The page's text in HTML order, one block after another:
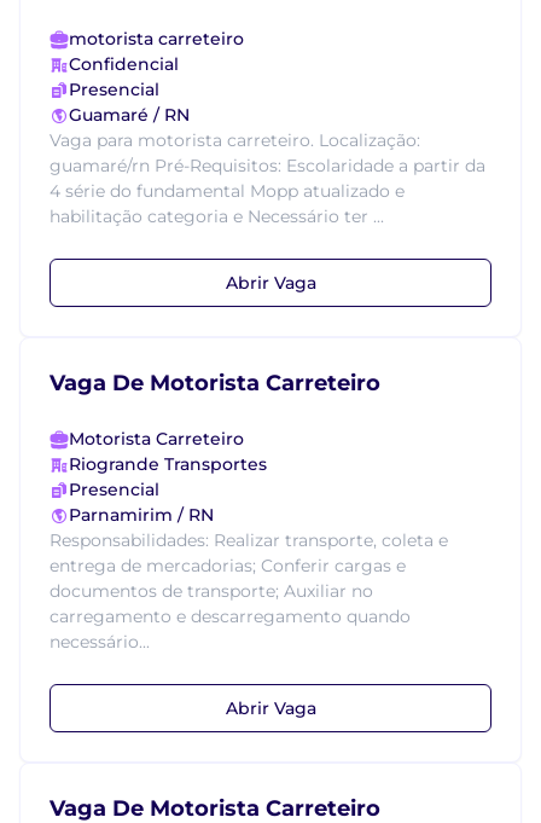
motorista carreteiro
Confidencial
Presencial
Guamaré / RN
Vaga para motorista carreteiro. Localização:
guamaré/rn Pré-Requisitos: Escolaridade a partir da
4 série do fundamental Mopp atualizado e
habilitação categoria e Necessário ter ...
Abrir Vaga
Vaga De Motorista Carreteiro
Motorista Carreteiro
Riogrande Transportes
Presencial
Parnamirim / RN
Responsabilidades: Realizar transporte, coleta e
entrega de mercadorias; Conferir cargas e
documentos de transporte; Auxiliar no
carregamento e descarregamento quando
necessário...
Abrir Vaga
Vaga De Motorista Carreteiro